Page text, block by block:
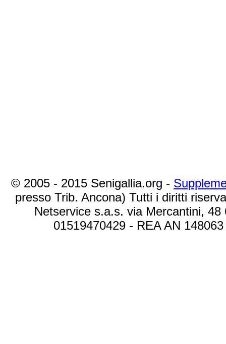
© 2005 - 2015 Senigallia.org -
presso Trib. Ancona) Tutti i diritti
Netservice s.a.s. via Mercantini,
01519470429 - REA AN